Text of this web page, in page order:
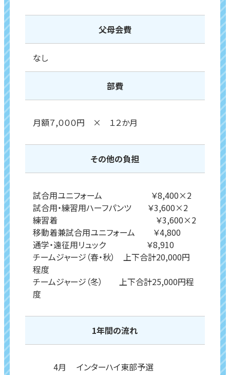
父母会費
なし
部費
月額７,０００円 × １２か月
その他の負担
試合用ユニフォーム ￥8,400×2
試合用・練習用ハーフパンツ ￥3,600×2
練習着 ￥3,600×2
移動着兼試合用ユニフォーム ￥4,800
通学・遠征用リュック ￥8,910
チームジャージ（春・秋） 上下合計20,000円
程度
チームジャージ（冬） 上下合計25,000円程
度
1年間の流れ
4月 インターハイ東部予選